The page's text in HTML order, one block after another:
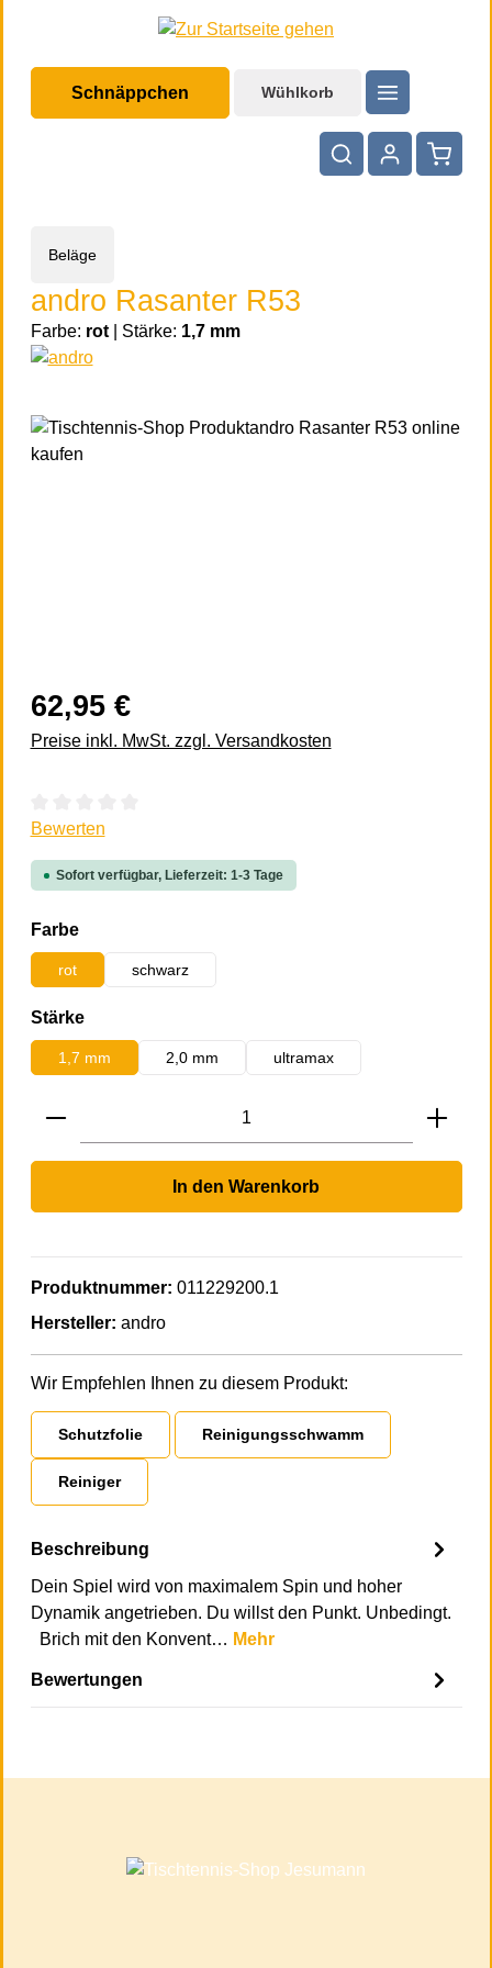
Schnäppchen Wühlkorb
Beläge
andro Rasanter R53
Farbe: rot Stärke: 1,7 mm
Bildergalerie überspringen
62,95 €
Preise inkl. MwSt. zzgl. Versandkosten
Durchschnittliche Bewertung von 0 von 5 Sternen
Bewerten
Sofort verfügbar, Lieferzeit: 1-3 Tage
Farbeauswählen
rot schwarz
Stärkeauswählen
1,7 mm 2,0 mm ultramax
Produkt Anzahl: Gib den gewünschten
In den Warenkorb
Produktnummer: 011229200.1
Hersteller: andro
Wir Empfehlen Ihnen zu diesem Produkt:
Schutzfolie Reinigungsschwamm
Reiniger
Beschreibung
Dein Spiel wird von maximalem Spin und hoher
Dynamik angetrieben. Du willst den Punkt. Unbedingt.
Brich mit den Konvent… Mehr
Bewertungen